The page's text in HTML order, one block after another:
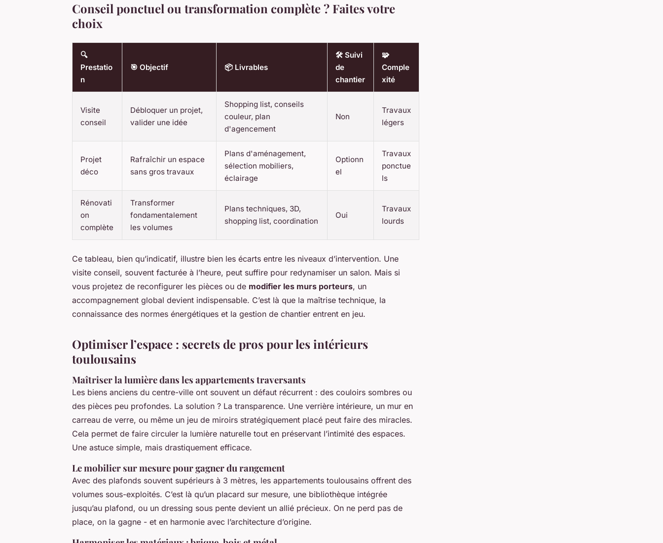
Conseil ponctuel ou transformation complète ? Faites votre
choix
🔍
Prestatio
n
🎯 Objectif 📦 Livrables
🛠️ Suivi
de
chantier
🧩
Comple
xité
Visite
conseil
Débloquer un projet,
valider une idée
Shopping list, conseils
couleur, plan
d'agencement
Non
Travaux
légers
Projet
déco
Rafraîchir un espace
sans gros travaux
Plans d'aménagement,
sélection mobiliers,
éclairage
Optionn
el
Travaux
ponctue
ls
Rénovati
on
complète
Transformer
fondamentalement
les volumes
Plans techniques, 3D,
shopping list, coordination
Oui
Travaux
lourds
Ce tableau, bien qu’indicatif, illustre bien les écarts entre les niveaux d’intervention. Une
visite conseil, souvent facturée à l’heure, peut suffire pour redynamiser un salon. Mais si
vous projetez de reconfigurer les pièces ou de modifier les murs porteurs, un
accompagnement global devient indispensable. C’est là que la maîtrise technique, la
connaissance des normes énergétiques et la gestion de chantier entrent en jeu.
Optimiser l’espace : secrets de pros pour les intérieurs
toulousains
Maîtriser la lumière dans les appartements traversants
Les biens anciens du centre-ville ont souvent un défaut récurrent : des couloirs sombres ou
des pièces peu profondes. La solution ? La transparence. Une verrière intérieure, un mur en
carreau de verre, ou même un jeu de miroirs stratégiquement placé peut faire des miracles.
Cela permet de faire circuler la lumière naturelle tout en préservant l’intimité des espaces.
Une astuce simple, mais drastiquement efficace.
Le mobilier sur mesure pour gagner du rangement
Avec des plafonds souvent supérieurs à 3 mètres, les appartements toulousains offrent des
volumes sous-exploités. C’est là qu’un placard sur mesure, une bibliothèque intégrée
jusqu’au plafond, ou un dressing sous pente devient un allié précieux. On ne perd pas de
place, on la gagne - et en harmonie avec l’architecture d’origine.